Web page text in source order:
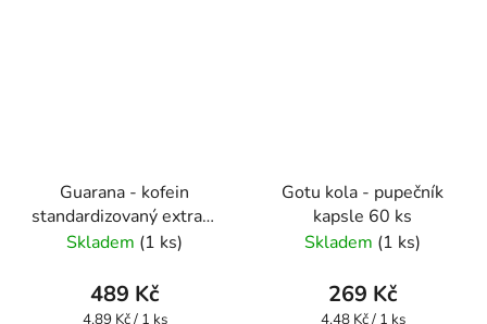
Guarana - kofein
standardizovaný extrakt
kapsle 100 ks
Skladem (1 ks)
489 Kč
Měrná
4,89 Kč / 1 ks
Gotu kola - pupečník
kapsle 60 ks
Skladem (1 ks)
269 Kč
Měrná
4,48 Kč / 1 ks